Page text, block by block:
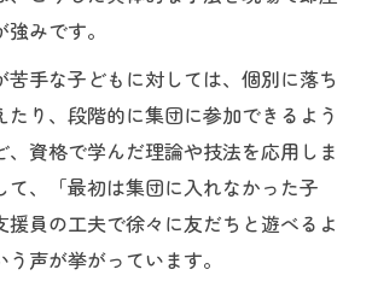
みです。
苦手な子どもに対しては、個別に落ち
たり、段階的に集団に参加できるよう
、資格で学んだ理論や技法を応用しま
て、「最初は集団に入れなかった子
援員の工夫で徐々に友だちと遊べるよ
声が挙がっています。